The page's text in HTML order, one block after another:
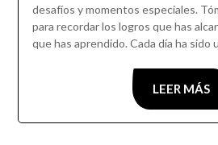
desafíos y momentos especiales.
para recordar los logros que has
que has aprendido. Cada día ha
LEER MÁS